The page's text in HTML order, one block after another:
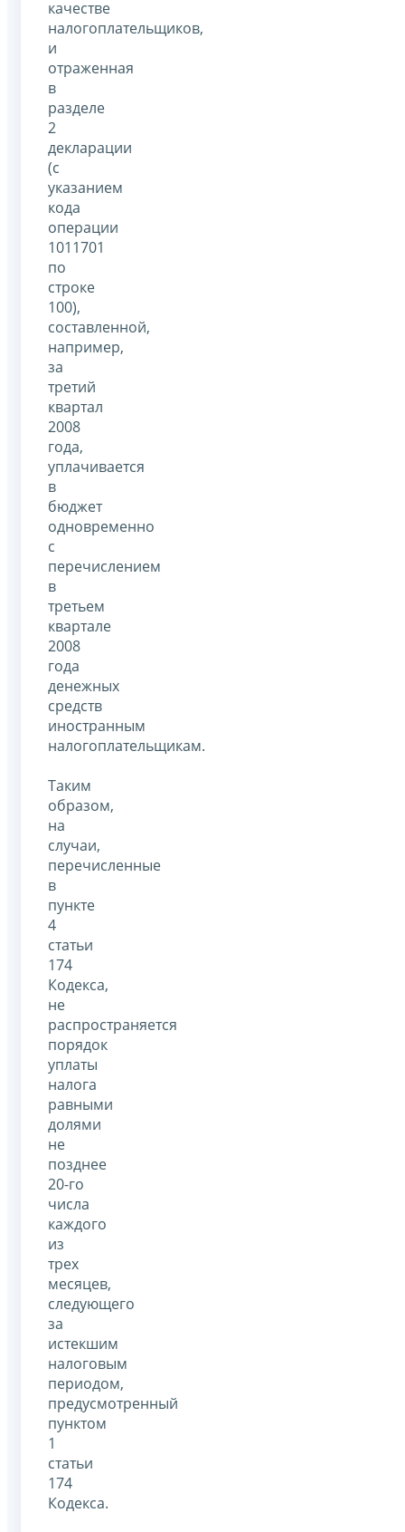
качестве
налогоплательщиков,
и
отраженная
в
разделе
2
декларации
(с
указанием
кода
операции
1011701
по
строке
100),
составленной,
например,
за
третий
квартал
2008
года,
уплачивается
в
бюджет
одновременно
с
перечислением
в
третьем
квартале
2008
года
денежных
средств
иностранным
налогоплательщикам.
Таким
образом,
на
случаи,
перечисленные
в
пункте
4
статьи
174
Кодекса,
не
распространяется
порядок
уплаты
налога
равными
долями
не
позднее
20-го
числа
каждого
из
трех
месяцев,
следующего
за
истекшим
налоговым
периодом,
предусмотренный
пунктом
1
статьи
174
Кодекса.